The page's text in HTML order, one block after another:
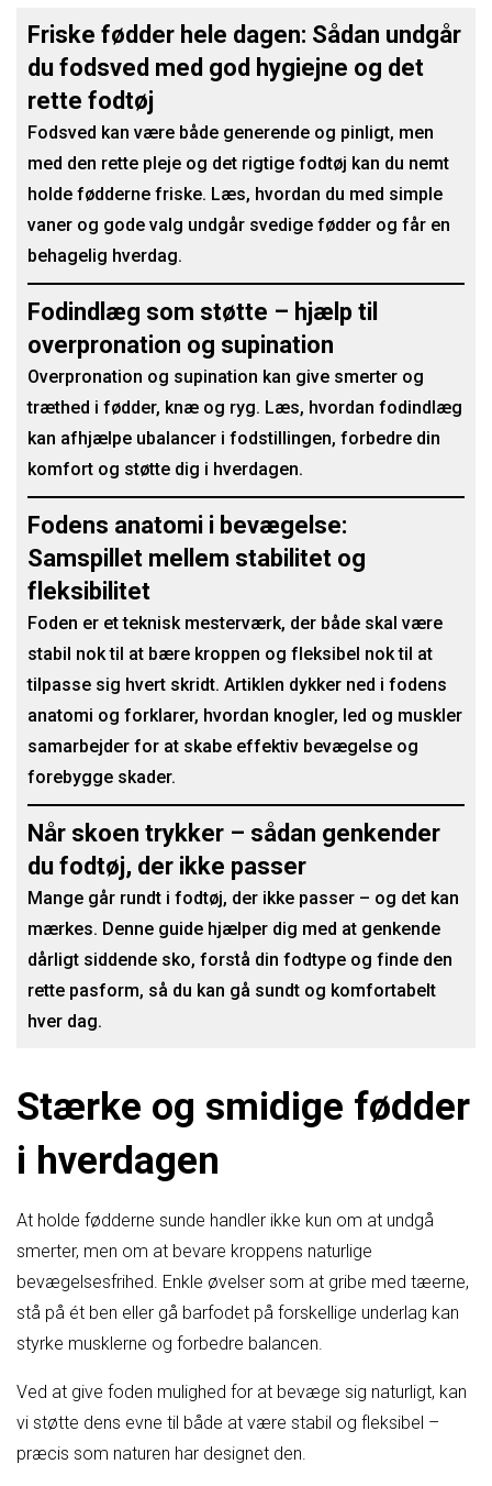
Friske fødder hele dagen: Sådan undgår
du fodsved med god hygiejne og det
rette fodtøj
Fodsved kan være både generende og pinligt, men
med den rette pleje og det rigtige fodtøj kan du nemt
holde fødderne friske. Læs, hvordan du med simple
vaner og gode valg undgår svedige fødder og får en
behagelig hverdag.
Fodindlæg som støtte – hjælp til
overpronation og supination
Overpronation og supination kan give smerter og
træthed i fødder, knæ og ryg. Læs, hvordan fodindlæg
kan afhjælpe ubalancer i fodstillingen, forbedre din
komfort og støtte dig i hverdagen.
Fodens anatomi i bevægelse:
Samspillet mellem stabilitet og
fleksibilitet
Foden er et teknisk mesterværk, der både skal være
stabil nok til at bære kroppen og fleksibel nok til at
tilpasse sig hvert skridt. Artiklen dykker ned i fodens
anatomi og forklarer, hvordan knogler, led og muskler
samarbejder for at skabe effektiv bevægelse og
forebygge skader.
Når skoen trykker – sådan genkender
du fodtøj, der ikke passer
Mange går rundt i fodtøj, der ikke passer – og det kan
mærkes. Denne guide hjælper dig med at genkende
dårligt siddende sko, forstå din fodtype og finde den
rette pasform, så du kan gå sundt og komfortabelt
hver dag.
Stærke og smidige fødder
i hverdagen
At holde fødderne sunde handler ikke kun om at undgå
smerter, men om at bevare kroppens naturlige
bevægelsesfrihed. Enkle øvelser som at gribe med tæerne,
stå på ét ben eller gå barfodet på forskellige underlag kan
styrke musklerne og forbedre balancen.
Ved at give foden mulighed for at bevæge sig naturligt, kan
vi støtte dens evne til både at være stabil og fleksibel –
præcis som naturen har designet den.